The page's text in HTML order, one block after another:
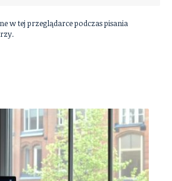
w tej przeglądarce podczas pisania